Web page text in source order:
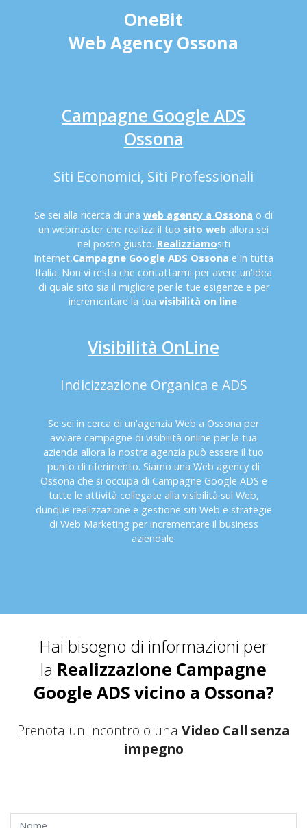
OneBit
Web Agency Ossona
Campagne Google ADS
Ossona
Siti Economici, Siti Professionali
Se sei alla ricerca di una web agency a Ossona o di
un webmaster che realizzi il tuo sito web allora sei
nel posto giusto. Realizziamositi
internet,Campagne Google ADS Ossona e in tutta
Italia. Non vi resta che contattarmi per avere un'idea
di quale sito sia il migliore per le tue esigenze e per
incrementare la tua visibilità on line.
Visibilità OnLine
Indicizzazione Organica e ADS
Se sei in cerca di un'agenzia Web a Ossona per
avviare campagne di visibilità online per la tua
azienda allora la nostra agenzia può essere il tuo
punto di riferimento. Siamo una Web agency di
Ossona che si occupa di Campagne Google ADS e
tutte le attività collegate alla visibilità sul Web,
dunque realizzazione e gestione siti Web e strategie
di Web Marketing per incrementare il business
aziendale.
Hai bisogno di informazioni per
la Realizzazione Campagne
Google ADS vicino a Ossona?
Prenota un Incontro o una Video Call senza
impegno